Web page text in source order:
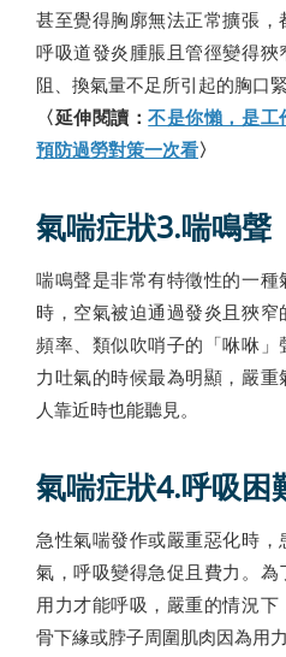
甚至覺得胸廓無法正常擴張
呼吸道發炎腫脹且管徑變得
阻、換氣量不足所引起的胸口緊
〈延伸閱讀：不是你懶，是工
預防過勞對策一次看〉
氣喘症狀3.喘鳴聲
喘鳴聲是非常有特徵性的一
時，空氣被迫通過發炎且狹
頻率、類似吹哨子的「咻咻
力吐氣的時候最為明顯，嚴
人靠近時也能聽見。
氣喘症狀4.呼吸困
急性氣喘發作或嚴重惡化時
氣，呼吸變得急促且費力。
用力才能呼吸，嚴重的情況
骨下緣或脖子周圍肌肉因為用